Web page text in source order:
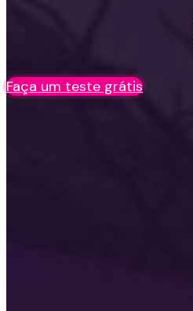
Faça um teste grátis